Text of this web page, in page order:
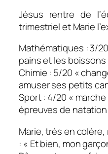
Jésus rentre de
trimestriel et Marie
Mathématiques : 3/
pains et les boissons
Chimie : 5/20 «
amuser ses petits
Sport : 4/20 «
épreuves de natation
Marie, très en
: « Et bien, mon